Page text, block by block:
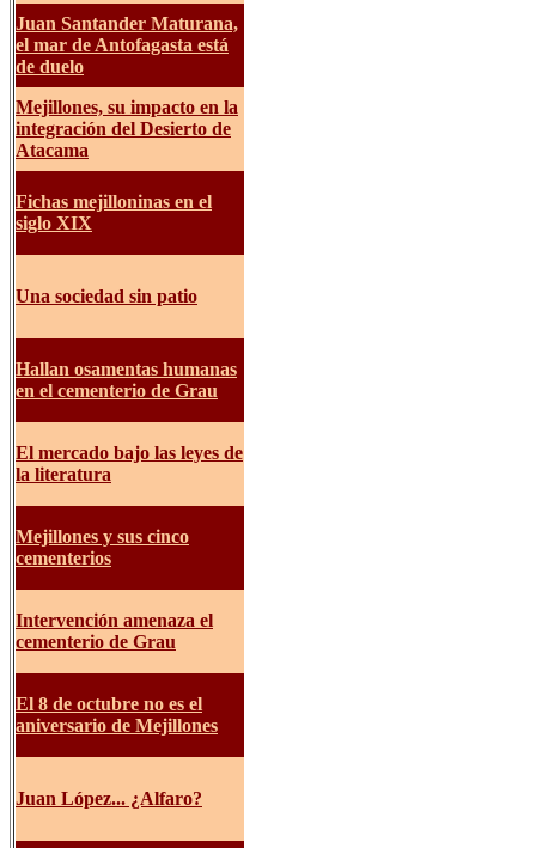
Juan Santander Maturana,
el mar de Antofagasta está
de duelo
Mejillones, su impacto en la
integración del Desierto de
Atacama
Fichas mejilloninas en el
siglo XIX
Una sociedad sin patio
Hallan osamentas humanas
en el cementerio de Grau
El mercado bajo las leyes de
la literatura
Mejillones y sus cinco
cementerios
Intervención amenaza el
cementerio de Grau
El 8 de octubre no es el
aniversario de Mejillones
Juan López... ¿Alfaro?